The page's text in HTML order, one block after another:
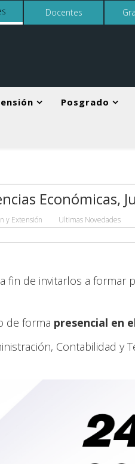
Docentes
Posgrado
Económicas,
y Extensión Ultimas Novedades
fin de invitarlos a formar
de forma presencial en
Contabilidad y